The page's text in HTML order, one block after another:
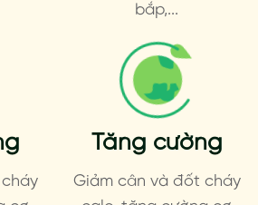
bắp,...
Tăng cường
Giảm cân và đốt cháy